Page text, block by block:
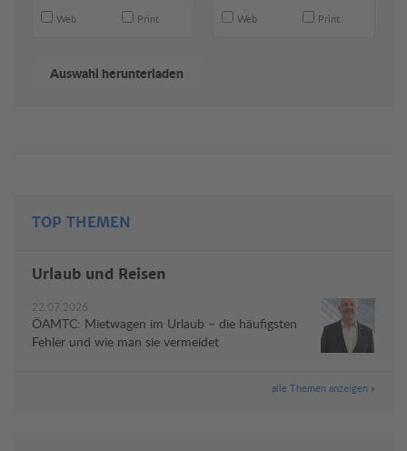
Web Print Web Print
TOP THEMEN
Urlaub und Reisen
22.07.2026
ÖAMTC: Mietwagen im Urlaub – die häufigsten
Fehler und wie man sie vermeidet
alle Themen anzeigen »